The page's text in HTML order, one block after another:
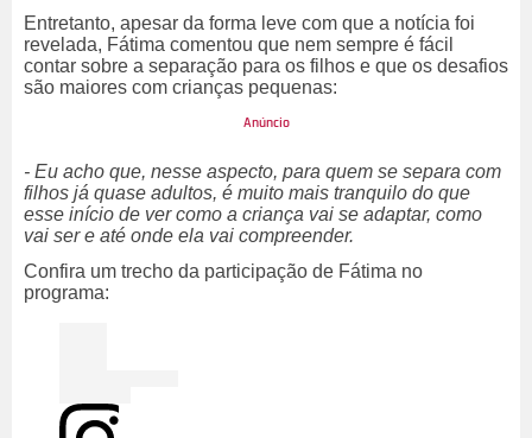
Entretanto, apesar da forma leve com que a notícia foi
revelada, Fátima comentou que nem sempre é fácil
contar sobre a separação para os filhos e que os desafios
são maiores com crianças pequenas:
- Eu acho que, nesse aspecto, para quem se separa com
filhos já quase adultos, é muito mais tranquilo do que
esse início de ver como a criança vai se adaptar, como
vai ser e até onde ela vai compreender.
Confira um trecho da participação de Fátima no
programa: